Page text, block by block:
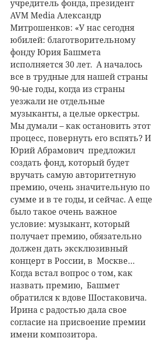
учредитель фонда, президент
AVM Media Александр
Митрошенков: «У нас сегодня
юбилей: благотворительному
фонду Юрия Башмета
исполняется 30 лет. А началось
все в трудные для нашей страны
90-ые годы, когда из страны
уезжали не отдельные
музыканты, а целые оркестры.
Мы думали – как остановить этот
процесс, повернуть его вспять? И
Юрий Абрамович предложил
создать фонд, который будет
вручать самую авторитетную
премию, очень значительную по
сумме и в те годы, и сейчас. А еще
было такое очень важное
условие: музыкант, который
получает премию, обязательно
должен дать эксклюзивный
концерт в России, в Москве…
Когда встал вопрос о том, как
назвать премию, Башмет
обратился к вдове Шостаковича.
Ирина с радостью дала свое
согласие на присвоение премии
имени композитора.